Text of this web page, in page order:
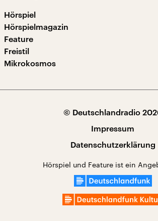
Hörspiel
Hörspielmagazin
Feature
Freistil
Mikrokosmos
© Deutschlandradio
Impressum
Datenschutzerklärung
Hörspiel und Feature ist ein